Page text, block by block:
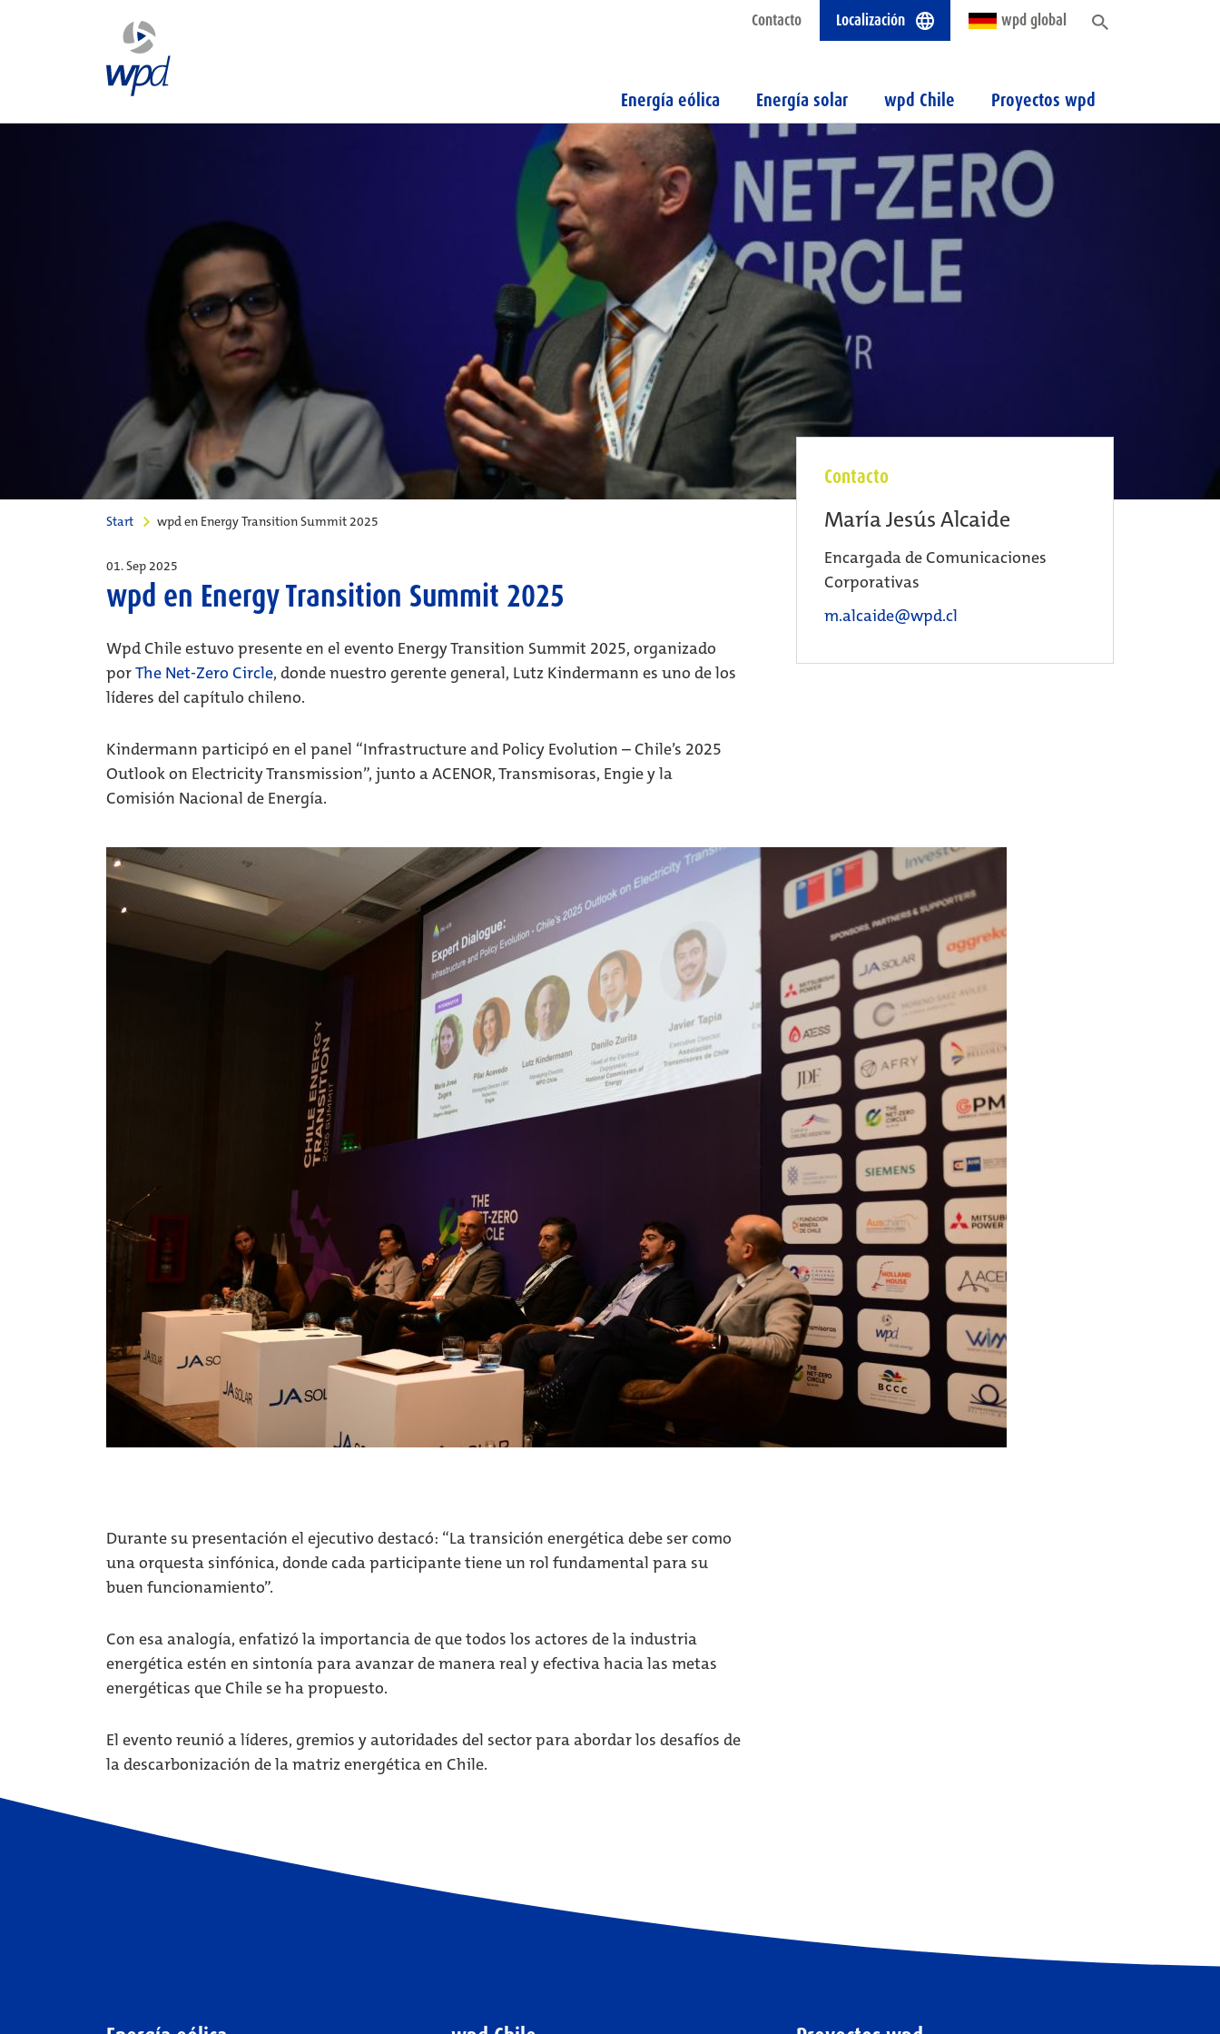
Contacto Localización wpd global
Energía eólica Energía solar wpd Chile Proyectos wpd
Start wpd en Energy Transition Summit 2025
01. Sep 2025
wpd en Energy Transition Summit 2025
Wpd Chile estuvo presente en el evento Energy Transition Summit 2025, organizado
porThe Net-Zero Circle, donde nuestro gerente general, Lutz Kindermann es uno de los
líderes del capítulo chileno.
Kindermann participó en el panel “Infrastructure and Policy Evolution – Chile’s 2025
Outlook on Electricity Transmission”, junto a ACENOR, Transmisoras, Engie y la
Comisión Nacional de Energía.
Durante su presentación el ejecutivo destacó: “La transición energética debe ser como
una orquesta sinfónica, donde cada participante tiene un rol fundamental para su
buen funcionamiento”.
Con esa analogía, enfatizó la importancia de que todos los actores de la industria
energética estén en sintonía para avanzar de manera real y efectiva hacia las metas
energéticas que Chile se ha propuesto.
El evento reunió a líderes, gremios y autoridades del sector para abordar los desafíos de
la descarbonización de la matriz energética en Chile.
Contacto
María Jesús Alcaide
Encargada de Comunicaciones
Corporativas
m.alcaide@wpd.cl